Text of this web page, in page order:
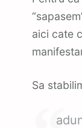
aici cate
Sa